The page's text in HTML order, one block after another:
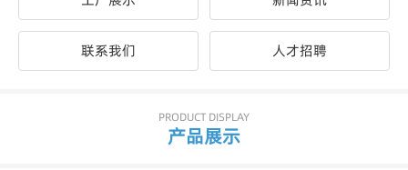
联系我们 人才招聘
PRODUCT DISPLAY
产品展示